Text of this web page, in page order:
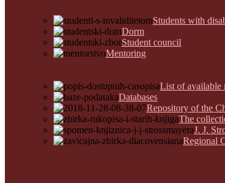
Students with
Dorm
Student council
Mentoring
List of available
Databases
Repository of the
The
J. J.
Regional